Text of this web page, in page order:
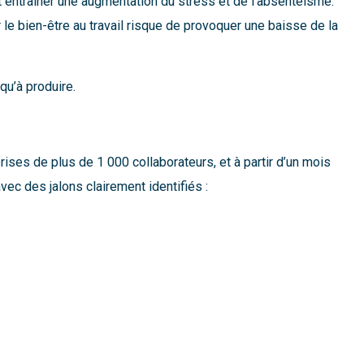
bien-être au travail risque de provoquer une baisse de la
produire.
de plus de 1 000 collaborateurs, et à partir d’un mois
des jalons clairement identifiés :